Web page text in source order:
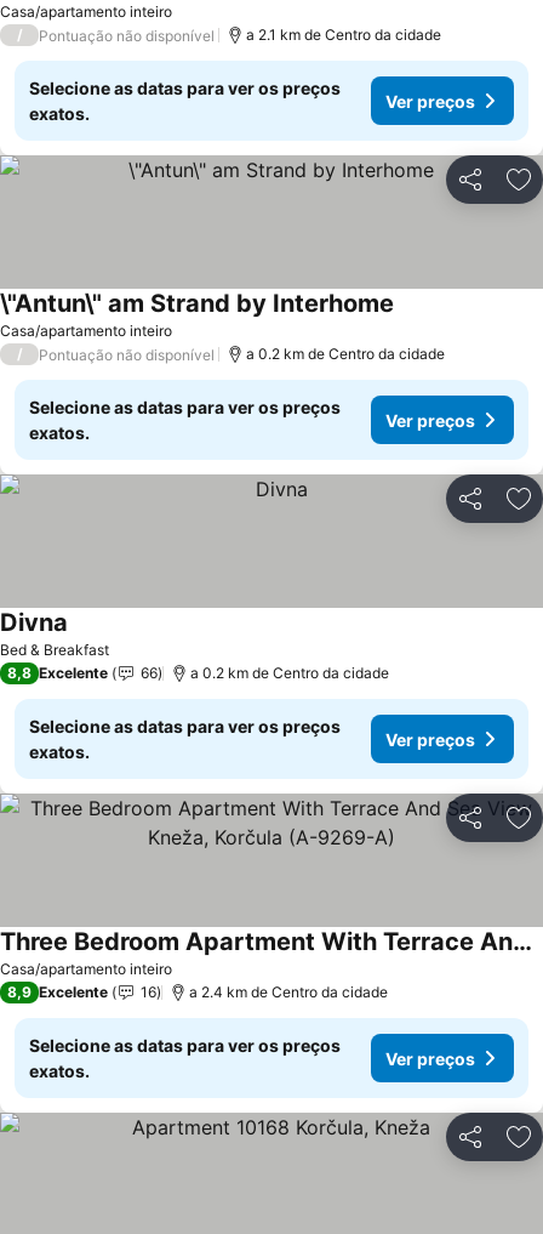
Casa/apartamento inteiro
/ Pontuação não disponível a 2.1 km de Centro da cidade
Selecione as datas para ver os preços
exatos.
Ver preços
Partilhar
Casa/apartamento inteiro
\"Antun\" am Strand by Interhome
/ Pontuação não disponível a 0.2 km de Centro da cidade
Selecione as datas para ver os preços
exatos.
Ver preços
Partilhar
Bed & Breakfast
Divna
8,8 Excelente 66 a 0.2 km de Centro da cidade
Selecione as datas para ver os preços
exatos.
Ver preços
Partilhar
Casa/apartamento inteiro
Three Bedroom Apartment With Terrace And Sea View Kneža, Korčula (A-9269-A)
8,9 Excelente 16 a 2.4 km de Centro da cidade
Selecione as datas para ver os preços
exatos.
Ver preços
Partilhar